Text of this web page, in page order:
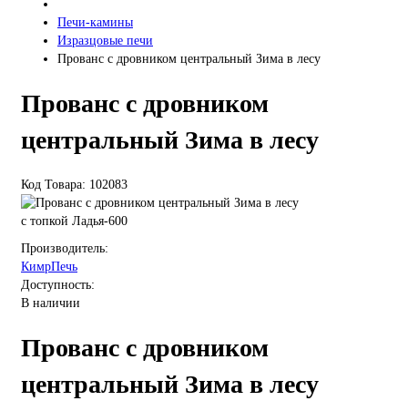
Печи-камины
Изразцовые печи
Прованс с дровником центральный Зима в лесу
Прованс с дровником
центральный Зима в лесу
Код Товара: 102083
с топкой Ладья-600
Производитель:
КимрПечь
Доступность:
В наличии
Прованс с дровником
центральный Зима в лесу